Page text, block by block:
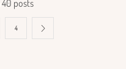
40 posts
4